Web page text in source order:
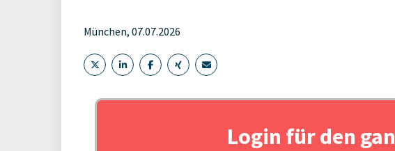
München, 07.07.2026
Login für den